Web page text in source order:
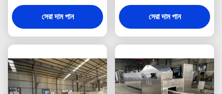
প্রয়োজনীয়তা মেটাতে
কাস্টমাইজযোগ্য ছাঁচ একটি মেশিনে
সেরা দাম পান সেরা দাম পান